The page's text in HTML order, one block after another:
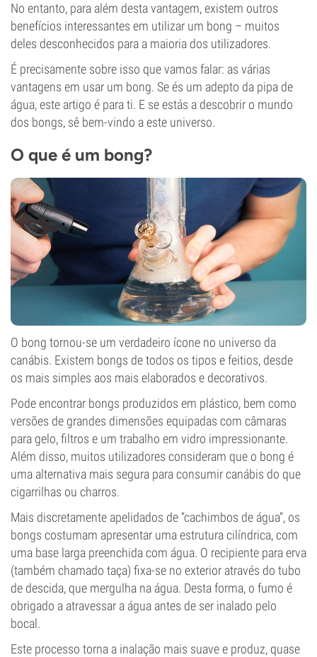
No entanto, para além desta vantagem, existem outros
benefícios interessantes em utilizar um bong – muitos
deles desconhecidos para a maioria dos utilizadores.
É precisamente sobre isso que vamos falar: as várias
vantagens em usar um bong. Se és um adepto da pipa de
água, este artigo é para ti. E se estás a descobrir o mundo
dos bongs, sê bem-vindo a este universo.
O que é um bong?
O bong tornou-se um verdadeiro ícone no universo da
canábis. Existem bongs de todos os tipos e feitios, desde
os mais simples aos mais elaborados e decorativos.
Pode encontrar bongs produzidos em plástico, bem como
versões de grandes dimensões equipadas com câmaras
para gelo, filtros e um trabalho em vidro impressionante.
Além disso, muitos utilizadores consideram que o bong é
uma alternativa mais segura para consumir canábis do que
cigarrilhas ou charros.
Mais discretamente apelidados de “cachimbos de água”, os
bongs costumam apresentar uma estrutura cilíndrica, com
uma base larga preenchida com água. O recipiente para erva
(também chamado taça) fixa-se no exterior através do tubo
de descida, que mergulha na água. Desta forma, o fumo é
obrigado a atravessar a água antes de ser inalado pelo
bocal.
Este processo torna a inalação mais suave e produz, quase